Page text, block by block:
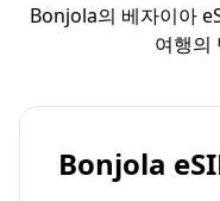
Bonjola의 베자이아
여행의
Bonjola